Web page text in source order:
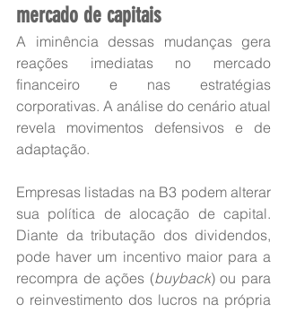
mercado de capitais
A iminência dessas mudanças gera
reações imediatas no mercado
financeiro e nas estratégias
corporativas. A análise do cenário atual
revela movimentos defensivos e de
adaptação.
Empresas listadas na B3 podem alterar
sua política de alocação de capital.
Diante da tributação dos dividendos,
pode haver um incentivo maior para a
recompra de ações (buyback) ou para
o reinvestimento dos lucros na própria